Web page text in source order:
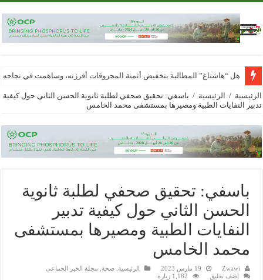
هل “هاشتاغ” المطالبة بتخفيض أثمنة المحروقات أفرزته، وساهمت في
الرئيسية / الرئيسية / باسفي: تحقيق صحفي لطلبة ثانوية الحسن الثاني حول كيفية
تدبير النفايات الطبية ومصيرها بمستشفى محمد الخامس
باسفي: تحقيق صحفي لطلبة ثانوية
الحسن الثاني حول كيفية تدبير
النفايات الطبية ومصيرها بمستشفى
محمد الخامس
Zwawi 19 مارس 2023 الرئيسية ,صحة
مجلة الخبر الجماعي
اضف تعليق
1,182 زيارة